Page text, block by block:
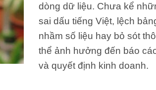
dòng dữ liệu. Chưa kể
sai dấu tiếng Việt, lệch
nhầm số liệu hay bỏ sót
thể ảnh hưởng đến báo
và quyết định kinh doanh.